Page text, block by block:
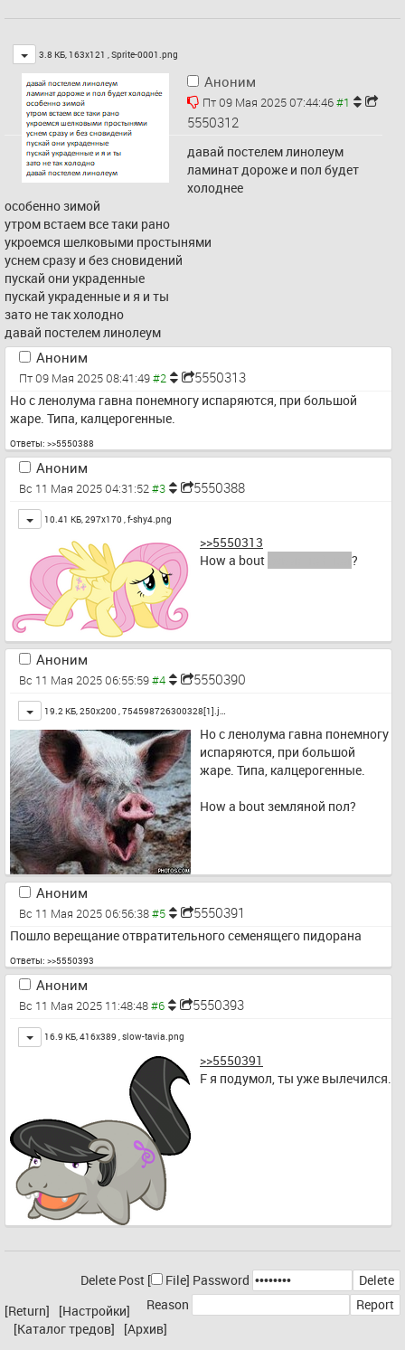
Toggle
3.8 КБ, 163x121 ,Sprite-0001.png
Аноним
Пт 09 Мая 2025 07:44:46
5550312
давай постелем линолеум
ламинат дороже и пол будет
холоднее
особенно зимой
утром встаем все таки рано
укроемся шелковыми простынями
уснем сразу и без сновидений
пускай они украденные
пускай украденные и я и ты
зато не так холодно
давай постелем линолеум
Аноним
Пт 09 Мая 2025 08:41:49 5550313
Но с ленолума гавна понемногу испаряются, при большой
жаре. Типа, калцерогенные.
Ответы: >>5550388
Аноним
Вс 11 Мая 2025 04:31:52 5550388
Toggle
10.41 КБ, 297x170 , f-shy4.png
>>5550313
How a bout
?
Аноним
Вс 11 Мая 2025 06:55:59 5550390
Toggle
19.2 КБ, 250x200 ,754598726300328[1].j…
Но с ленолума гавна понемногу
испаряются, при большой
жаре. Типа, калцерогенные.
How a bout земляной пол?
Аноним
Вс 11 Мая 2025 06:56:38 5550391
Пошло верещание отвратительного семенящего пидорана
Ответы: >>5550393
Аноним
Вс 11 Мая 2025 11:48:48 5550393
Toggle
16.9 КБ, 416x389 ,slow-tavia.png
>>5550391
F я подумол, ты уже вылечился.
Delete Post [ File] Password
Reason
[Return]
[Настройки]
[Каталог тредов]
[Архив]